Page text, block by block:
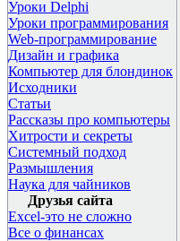
Уроки Delphi
Уроки программирования
Web-программирование
Дизайн и графика
Компьютер для блондинок
Исходники
Статьи
Рассказы про компьютеры
Хитрости и секреты
Системный подход
Размышления
Наука для чайников
Друзья сайта
Excel-это не сложно
Все о финансах